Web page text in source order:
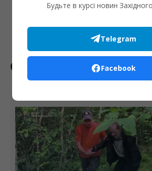
Останні новини
Будьте в курсі новин
Telegram
Facebook